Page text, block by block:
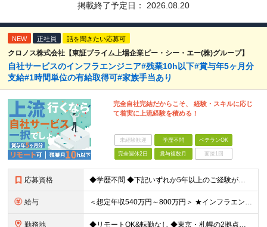
掲載終了予定日： 2026.08.20
NEW 正社員 話を聞きたい応募可
クロノス株式会社【東証プライム上場企業ピー・シー・エー(株)グループ】
自社サービスのインフラエンジニア#残業10h以下#賞与年5ヶ月分
支給#1時間単位の有給取得可#家族手当あり
完全自社完結だからこそ、 経験・スキルに応じ
て着実に上流経験を積める！
未経験歓迎 学歴不問 ベテランOK
完全週休2日 賞与複数月 面接1回
応募資格 ◆学歴不問 ◆下記いずれか5年以上のご経験がある方 AWS、インフラ設計、インフラ構築 ＼こんな方も大歓迎／ ・自動化や標準化を推進することが好きな方 ・インフラアーキテクトやSREを目指したい方
給与 ＜想定年収540万円～800万円＞ ★インフラエンジニアの場合は想定年収【540万～800万円】ほどとなります。 【東京都】 ◆月給：33.4万円～＋賞与年2回（賞与支給実績5ヶ月分）＋残業代全額支
勤務地 ◆リモートOK&転勤なし ◆東京・札幌の2拠点で募集中 【東京本社】 東京都千代田区神田練塀町300 住友不動産秋葉原駅前ビル17F 【札幌開発センター】 北海道札幌市北区北7条西4-5-1 伊藤